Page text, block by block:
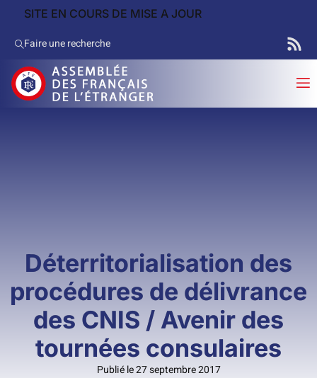
SITE EN COURS DE MISE A JOUR
Faire une recherche
Déterritorialisation des
procédures de délivrance
des CNIS / Avenir des
tournées consulaires
Publié le 27 septembre 2017